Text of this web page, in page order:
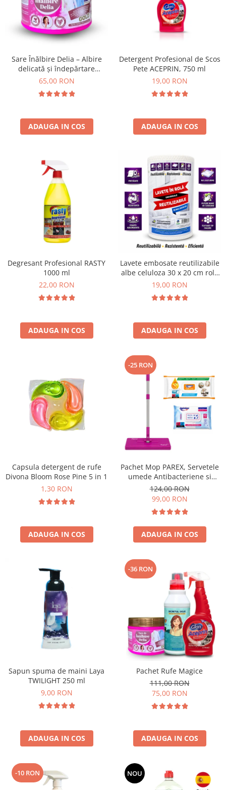
Bioactivatori & Tratamente Fose
Septice
Manusi Protectie
Solutii curatare mobila
Ceaiuri
Cosmetice
Vopsea Par
Ingrijire Par
Ingrijire corp
Ingrijire maini
Ingrijire picioare
Îngrijire Ten
Curatare Intretinere Incaltaminte
Gel de Dus
Fond de ten
Sare de baie
Servetele Umede
Sare Înălbire Delia – Albire
delicată și îndepărtare
eficientă a petelor 500 g
65,00 RON
ADAUGA IN COS
Detergent Profesional de Scos
Pete ACEPRIN, 750 ml
19,00 RON
ADAUGA IN COS
Degresant Profesional RASTY
1000 ml
22,00 RON
ADAUGA IN COS
Lavete embosate reutilizabile
albe celuloza 30 x 20 cm rola
50 bucati
19,00 RON
ADAUGA IN COS
Capsula detergent de rufe
Divona Bloom Rose Pine 5 in 1
1,30 RON
ADAUGA IN COS
-25 RON
Pachet Mop PAREX, Servetele
umede Antibacteriene si
Multisuprafete
124,00 RON
99,00 RON
ADAUGA IN COS
Sapun spuma de maini Laya
TWILIGHT 250 ml
9,00 RON
ADAUGA IN COS
-36 RON
Pachet Rufe Magice
111,00 RON
75,00 RON
ADAUGA IN COS
-10 RON NOU